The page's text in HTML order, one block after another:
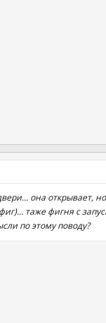
она открывает, но
таже фигня с
по этому поводу?